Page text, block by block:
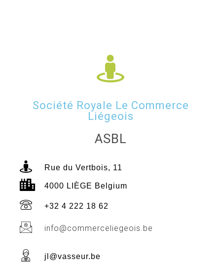
Société Royale Le Commerce
Liégeois
ASBL
Rue du Vertbois, 11
4000 LIÈGE Belgium
+32 4 222 18 62
info@commerceliegeois.be
jl@vasseur.be